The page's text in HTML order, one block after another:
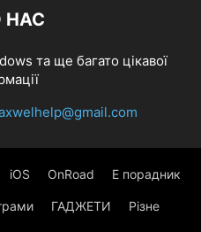
НАС
та ще багато цікавої
iOS OnRoad Е порадник
ГАДЖЕТИ Різне